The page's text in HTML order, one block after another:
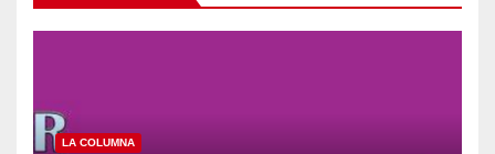
LA COLUMNA